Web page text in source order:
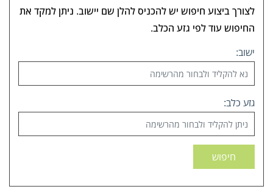
לצורך ביצוע חיפוש יש להכניס להלן שם יישוב. ניתן למקד את
החיפוש עוד לפי גזע הכלב.
ישוב:
גזע כלב:
חיפוש